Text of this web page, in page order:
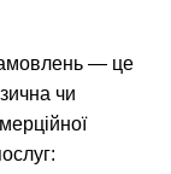
— це
чи